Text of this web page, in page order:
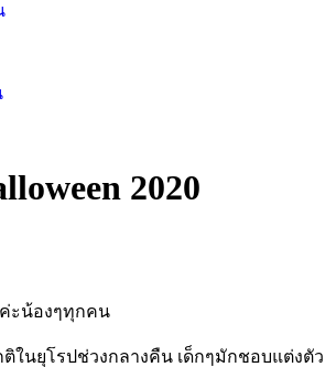
2020
ะน้องๆทุกคน
ในยุโรปช่วงกลางคืน เด็กๆมักชอบแต่งตัว